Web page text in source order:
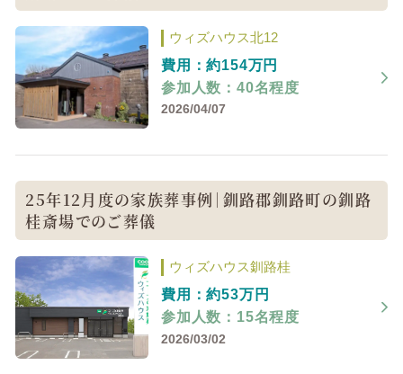
ウィズハウス北12
費用：約154万円
参加人数：40名程度
2026/04/07
25年12月度の家族葬事例｜釧路郡釧路町の釧路
桂斎場でのご葬儀
ウィズハウス釧路桂
費用：約53万円
参加人数：15名程度
2026/03/02